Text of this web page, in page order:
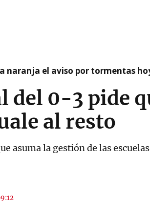
naranja el aviso por tormentas
0-3 pide
al resto
asuma la gestión de las